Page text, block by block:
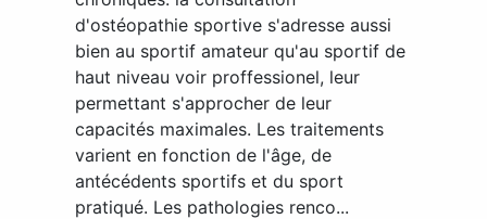
d'ostéopathie sportive s'adresse aussi
bien au sportif amateur qu'au sportif de
haut niveau voir proffessionel, leur
permettant s'approcher de leur
capacités maximales. Les traitements
varient en fonction de l'âge, de
antécédents sportifs et du sport
pratiqué. Les pathologies renco...